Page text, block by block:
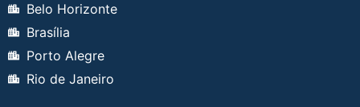
Belo Horizonte
Brasília
Porto Alegre
Rio de Janeiro